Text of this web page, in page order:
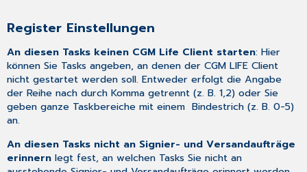
Register Einstellungen
An diesen Tasks keinen CGM Life Client starten: Hier
können Sie Tasks angeben, an denen der CGM LIFE Client
nicht gestartet werden soll. Entweder erfolgt die Angabe
der Reihe nach durch Komma getrennt (z. B. 1,2) oder Sie
geben ganze Taskbereiche mit einem Bindestrich (z. B. 0-5)
an.
An diesen Tasks nicht an Signier- und Versandaufträge
erinnern legt fest, an welchen Tasks Sie nicht an